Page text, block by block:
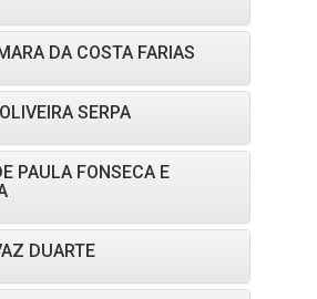
DA COSTA FARIAS
SERPA
PAULA FONSECA E
DUARTE